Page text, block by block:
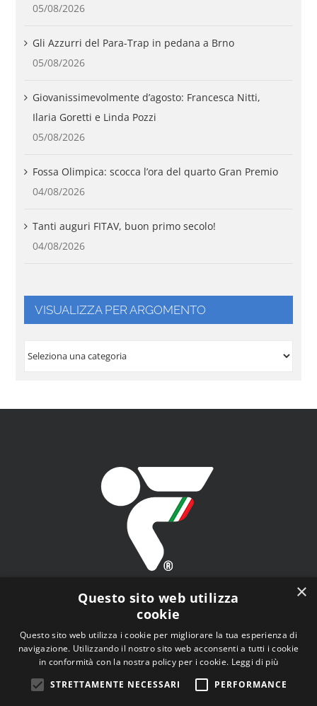
05/08/2026
Gli Azzurri del Para-Trap in pedana a Brno
05/08/2026
Giovanissimevolmente d’agosto: Francesca Nitti,
Ilaria Goretti e Linda Pozzi
05/08/2026
Fossa Olimpica: scocca l’ora del quarto Gran Premio
04/08/2026
Tanti auguri FITAV, buon primo secolo!
04/08/2026
VISUALIZZA PER ARGOMENTO
FITAV - Federazione Italiana Tiro a Volo - Viale Tiziano
n.74, 00196 Roma (RM)
×
Questo sito web utilizza
cookie
Questo sito web utilizza i cookie per migliorare la tua esperienza di
navigazione. Utilizzando il nostro sito web acconsenti a tutti i cookie
in conformità con la nostra policy per i cookie. Leggi di più
STRETTAMENTE NECESSARI
PERFORMANCE